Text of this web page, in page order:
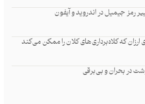
رمز جیمیل در اندروید و آیفون
ارزان که کلاه‌برداری‌های کلان را ممکن می‌کند
در بحران و بی‌برقی